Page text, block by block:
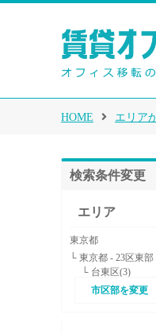
HOME エリア
検索条件変更
エリア
東京都
└ 東京都 - 23区東部
└ 台東区(3)
市区部を変更